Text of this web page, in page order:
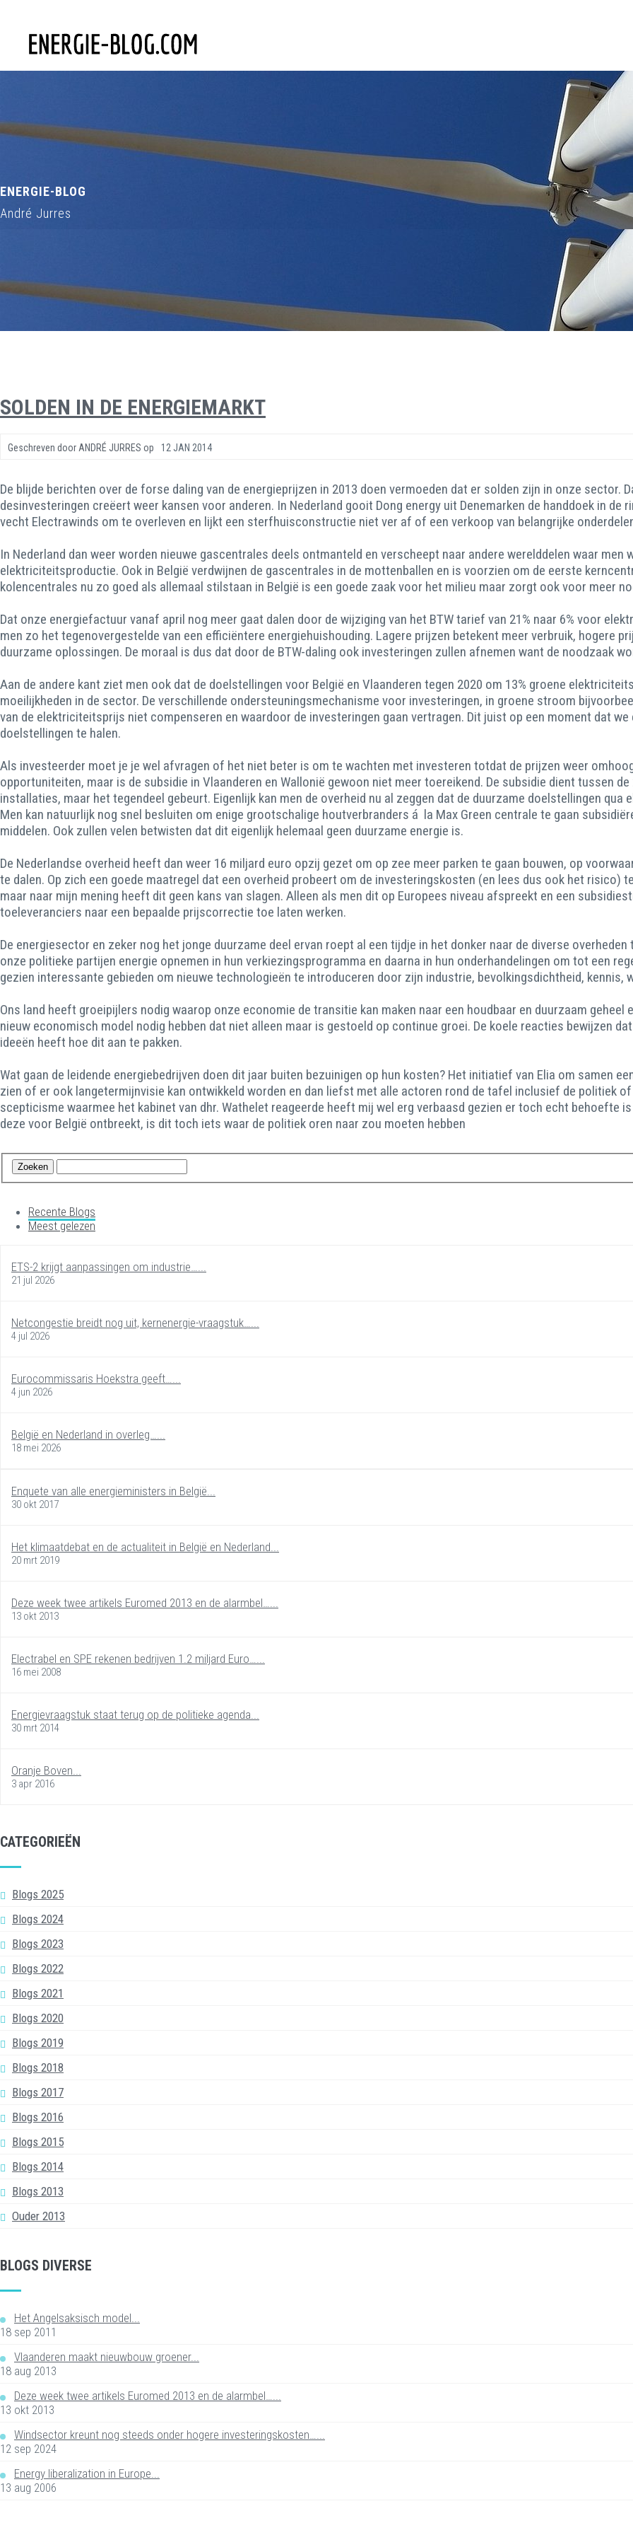
ENERGIE-BLOG
André Jurres
SOLDEN IN DE ENERGIEMARKT
Geschreven door ANDRÉ JURRES op 12 JAN 2014
De blijde berichten over de forse daling van de energieprijzen in 2013 doen vermoeden dat er solden zijn in onze sector.
desinvesteringen creëert weer kansen voor anderen. In Nederland gooit Dong energy uit Denemarken de handdoek in de
vecht Electrawinds om te overleven en lijkt een sterfhuisconstructie niet ver af of een verkoop van belangrijke
In Nederland dan weer worden nieuwe gascentrales deels ontmanteld en verscheept naar andere werelddelen waar
elektriciteitsproductie. Ook in België verdwijnen de gascentrales in de mottenballen en is voorzien om de eerste
kolencentrales nu zo goed als allemaal stilstaan in België is een goede zaak voor het milieu maar zorgt ook voor meer
Dat onze energiefactuur vanaf april nog meer gaat dalen door de wijziging van het BTW tarief van 21% naar 6% voor
men zo het tegenovergestelde van een efficiëntere energiehuishouding. Lagere prijzen betekent meer verbruik, hogere
duurzame oplossingen. De moraal is dus dat door de BTW-daling ook investeringen zullen afnemen want de noodzaak
Aan de andere kant ziet men ook dat de doelstellingen voor België en Vlaanderen tegen 2020 om 13% groene
moeilijkheden in de sector. De verschillende ondersteuningsmechanisme voor investeringen, in groene stroom
van de elektriciteitsprijs niet compenseren en waardoor de investeringen gaan vertragen. Dit juist op een moment dat
doelstellingen te halen.
Als investeerder moet je je wel afvragen of het niet beter is om te wachten met investeren totdat de prijzen weer
opportuniteiten, maar is de subsidie in Vlaanderen en Wallonië gewoon niet meer toereikend. De subsidie dient tussen
installaties, maar het tegendeel gebeurt. Eigenlijk kan men de overheid nu al zeggen dat de duurzame doelstellingen
Men kan natuurlijk nog snel besluiten om enige grootschalige houtverbranders á la Max Green centrale te gaan
middelen. Ook zullen velen betwisten dat dit eigenlijk helemaal geen duurzame energie is.
De Nederlandse overheid heeft dan weer 16 miljard euro opzij gezet om op zee meer parken te gaan bouwen, op
te dalen. Op zich een goede maatregel dat een overheid probeert om de investeringskosten (en lees dus ook het risico)
maar naar mijn mening heeft dit geen kans van slagen. Alleen als men dit op Europees niveau afspreekt en een
toeleveranciers naar een bepaalde prijscorrectie toe laten werken.
De energiesector en zeker nog het jonge duurzame deel ervan roept al een tijdje in het donker naar de diverse
onze politieke partijen energie opnemen in hun verkiezingsprogramma en daarna in hun onderhandelingen om tot een
gezien interessante gebieden om nieuwe technologieën te introduceren door zijn industrie, bevolkingsdichtheid, kennis,
Ons land heeft groeipijlers nodig waarop onze economie de transitie kan maken naar een houdbaar en duurzaam geheel
nieuw economisch model nodig hebben dat niet alleen maar is gestoeld op continue groei. De koele reacties bewijzen
ideeën heeft hoe dit aan te pakken.
Wat gaan de leidende energiebedrijven doen dit jaar buiten bezuinigen op hun kosten? Het initiatief van Elia om samen
zien of er ook langetermijnvisie kan ontwikkeld worden en dan liefst met alle actoren rond de tafel inclusief de politiek
scepticisme waarmee het kabinet van dhr. Wathelet reageerde heeft mij wel erg verbaasd gezien er toch echt behoefte
deze voor België ontbreekt, is dit toch iets waar de politiek oren naar zou moeten hebben
Recente Blogs
Meest gelezen
ETS-2 krijgt aanpassingen om industrie…...
21 jul 2026
Netcongestie breidt nog uit, kernenergie-vraagstuk…...
4 jul 2026
Eurocommissaris Hoekstra geeft…...
4 jun 2026
België en Nederland in overleg…...
18 mei 2026
Enquete van alle energieministers in België...
30 okt 2017
Het klimaatdebat en de actualiteit in België en Nederland...
20 mrt 2019
Deze week twee artikels Euromed 2013 en de alarmbel…...
13 okt 2013
Electrabel en SPE rekenen bedrijven 1.2 miljard Euro…...
16 mei 2008
Energievraagstuk staat terug op de politieke agenda...
30 mrt 2014
Oranje Boven...
3 apr 2016
CATEGORIEËN
Blogs 2025
Blogs 2024
Blogs 2023
Blogs 2022
Blogs 2021
Blogs 2020
Blogs 2019
Blogs 2018
Blogs 2017
Blogs 2016
Blogs 2015
Blogs 2014
Blogs 2013
Ouder 2013
BLOGS DIVERSE
Het Angelsaksisch model...
18 sep 2011
Vlaanderen maakt nieuwbouw groener...
18 aug 2013
Deze week twee artikels Euromed 2013 en de alarmbel…...
13 okt 2013
Windsector kreunt nog steeds onder hogere investeringskosten…...
12 sep 2024
Energy liberalization in Europe...
13 aug 2006